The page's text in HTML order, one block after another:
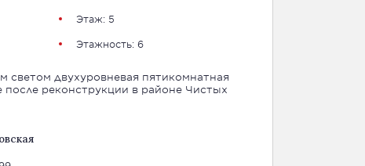
Этаж: 5
Этажность: 6
светом двухуровневая пятикомнатная
реконструкции в районе Чистых